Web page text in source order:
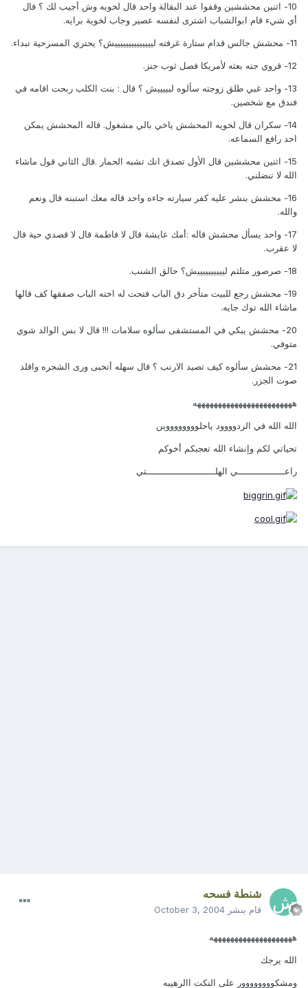
10- اثنين محششين وقفوا عند البقالة واحد قال لخويه وش أجيب لك ؟ قال
أي شيء قام ابوالشباب اشترى لنفسه عصير وجاب لخوية برايه.
11- محشش جالس قدام ستارة غرفته لييييييييييييييش؟ يحتري المسرحية تبداء.
12- قروي جته بعثه لأمريكا فصل ثوب جنز.
13- واحد غبي طلق زوجته سألوه ليييييش ؟ قال : بنت الكلب ربحت اقامه في
فندق مع شخصين.
14- سكران قال لخويه المحشش ياخي بالي مشغول. قاله المحشش يمكن
احد رافع السماعه.
15- اثنين محششين قال الأول تصدق انك تشبه الحمار .قال الثاني قول ماشاء
الله لا تنضلني.
16- محشش بنشر عليه كفر سيارته جاءه واحد قاله معك استبنه قال ونعم
والله.
17- واحد يسأل محشش قاله :أمك عايشة قال لا فاطمة قال لا قصدي حية قال
لا عقرب.
18- صرصور متلثم لييييييييييش؟ حالق الشنب.
19- محشش رجع للبيت متأخر دق الباب فتحت له اخته الباب صفقها كف قالها
ماشاء الله توك جايه.
20- محشش يبكي في المستشفى سألوه سلامات !!! قال لا بس الوالد شوي
متوفي.
21- محشش سألوه كيف تصيد الارنب ؟ قال سهله أتخبى ورى الشجره واقلد
صوت الجزر.
ههههههههههههههههههههههههه
الله الله في الردوووود ياحلووووووووين
تحياتي لكم وإنشاء الله تعجبكم أخوكم
راعـــــــــــــــــي الهلـــــــــــــــــــــــــتي
شنطة فسحه
قام بنشر October 3, 2004
ههههههههههههههههههههه
الله يرجك
ومشكوووووووور على النكت االرهيبه